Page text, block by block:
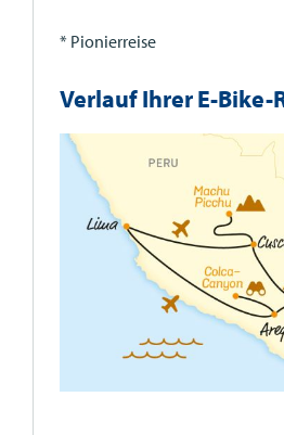
* Pionierreise
Verlauf Ihrer E-Bike-